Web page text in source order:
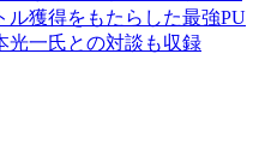
ル獲得をもたらした最強PU
光一氏との対談も収録